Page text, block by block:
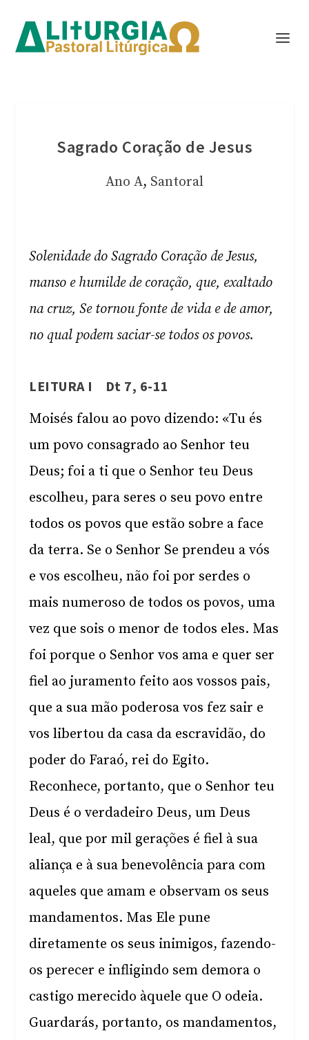
Sagrado Coração de Jesus
Ano A, Santoral
Solenidade do Sagrado Coração de Jesus,
manso e humilde de coração, que, exaltado
na cruz, Se tornou fonte de vida e de amor,
no qual podem saciar-se todos os povos.
LEITURA I Dt 7, 6-11
Moisés falou ao povo dizendo: «Tu és
um povo consagrado ao Senhor teu
Deus; foi a ti que o Senhor teu Deus
escolheu, para seres o seu povo entre
todos os povos que estão sobre a face
da terra. Se o Senhor Se prendeu a vós
e vos escolheu, não foi por serdes o
mais numeroso de todos os povos, uma
vez que sois o menor de todos eles. Mas
foi porque o Senhor vos ama e quer ser
fiel ao juramento feito aos vossos pais,
que a sua mão poderosa vos fez sair e
vos libertou da casa da escravidão, do
poder do Faraó, rei do Egito.
Reconhece, portanto, que o Senhor teu
Deus é o verdadeiro Deus, um Deus
leal, que por mil gerações é fiel à sua
aliança e à sua benevolência para com
aqueles que amam e observam os seus
mandamentos. Mas Ele pune
diretamente os seus inimigos, fazendo-
os perecer e infligindo sem demora o
castigo merecido àquele que O odeia.
Guardarás, portanto, os mandamentos,